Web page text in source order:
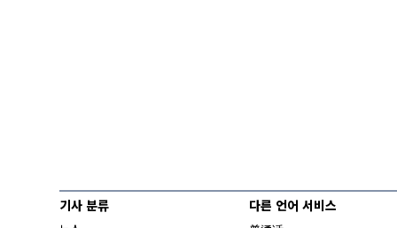
기사 분류 다른 언어 서비스